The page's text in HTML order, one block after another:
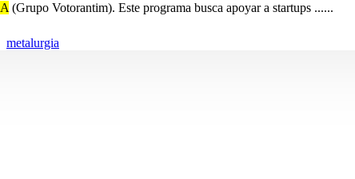
(Grupo Votorantim). Este programa busca apoyar a startups ......
metalurgia